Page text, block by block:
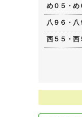
め０５・め
八９６・八
西５５・西